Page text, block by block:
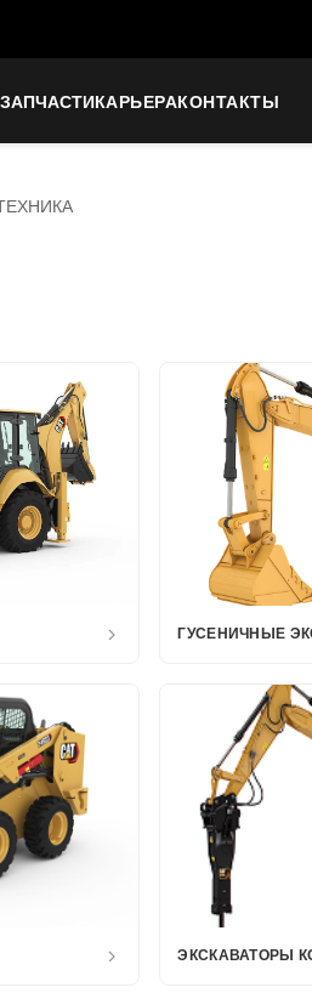
КАРЬЕРАКОНТАКТЫ
ГУСЕНИЧНЫЕ
ЭКСКАВАТОРЫ